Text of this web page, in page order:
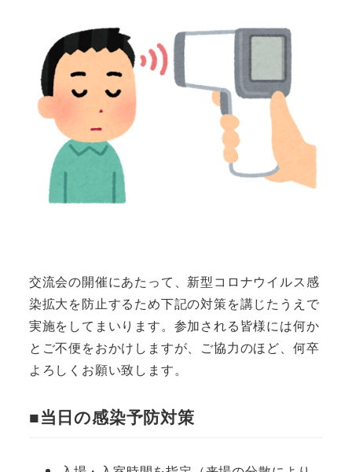
交流会の開催にあたって、新型コロナウイルス感
染拡大を防止するため下記の対策を講じたうえで
実施をしてまいります。参加される皆様には何か
とご不便をおかけしますが、ご協力のほど、何卒
よろしくお願い致します。
■当日の感染予防対策